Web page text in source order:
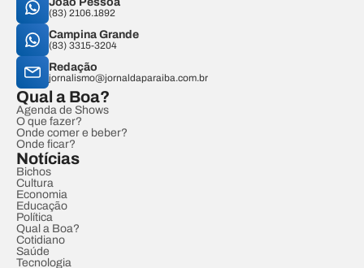
(83) 2106.1892
Campina Grande
(83) 3315-3204
Redação
jornalismo@jornaldaparaiba.com.br
Qual a Boa?
Agenda de Shows
O que fazer?
Onde comer e beber?
Onde ficar?
Notícias
Bichos
Cultura
Economia
Educação
Política
Qual a Boa?
Cotidiano
Saúde
Tecnologia